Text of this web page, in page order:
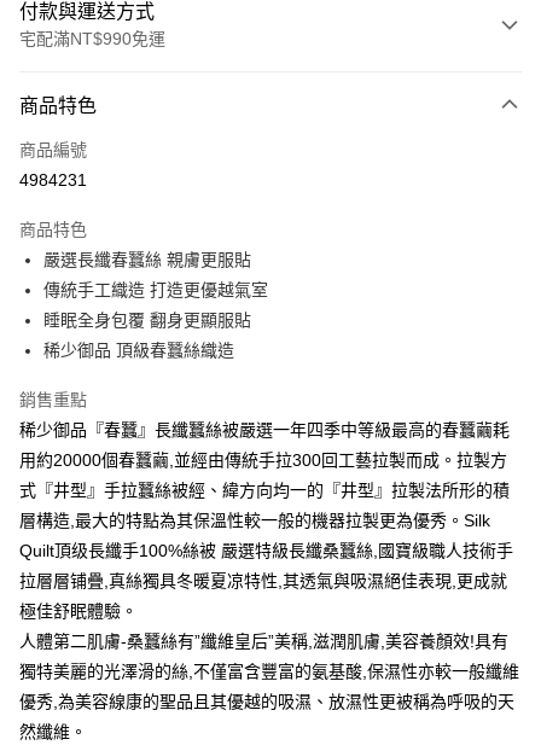
付款與運送方式
宅配滿NT$990免運
信用卡一次付款
信用卡分期付款
合作金庫商業銀行
華南商業銀行
上海商業儲蓄銀行
國泰世華商業銀行
臺灣中小企業銀行
聯邦商業銀行
元大商業銀行
永豐商業銀行
台新國際商業銀行
中國信託商業銀行
台灣樂天信用卡公司
LINE Pay
Apple Pay
街口支付
Google Pay
全盈+PAY
大哥付你分期
相關說明
【大哥付你分期使用說明】
2.付款方式選擇「大哥付你分期」，訂單成立後會自動跳轉到大哥付的交易
流程，驗證手機門號後，選擇欲分期的期數、繳款截止日，確認付款後即完
成交易。
3.實際核准額度、可分期數及費用金額請依後續交易確認頁面所載為準。
4.訂單成立30分鐘內，如未前往確認交易或遇審核未通過，訂單將自動取
消。如遇「轉專審核」未通過狀況，表示未達大哥付你分期系統評分，恕無
AFTEE先享後付
相關說明
【關於「AFTEE先享後付」】
AFTEE先享後付是「在收到商品之後才付款」的支付方式。 讓您購物簡單
便利好安心！
１．簡單：不需註冊會員、不需綁卡、不需儲值。
２．便利：只要手機號碼，簡訊認證，即可結帳。
ATM付款
運送方式
商品特色
商品編號
4984231
商品特色
嚴選長纖春蠶絲 親膚更服貼
傳統手工織造 打造更優越氣室
睡眠全身包覆 翻身更顯服貼
稀少御品 頂級春蠶絲織造
銷售重點
稀少御品『春蠶』長纖蠶絲被嚴選一年四季中等級最高的春蠶繭耗
用約20000個春蠶繭,並經由傳統手拉300回工藝拉製而成。拉製方
式『井型』手拉蠶絲被經、緯方向均一的『井型』拉製法所形的積
層構造,最大的特點為其保溫性較一般的機器拉製更為優秀。Silk
Quilt頂级長纖手100%絲被 嚴選特級長纖桑蠶絲,國寶級職人技術手
拉層層铺疊,真絲獨具冬暖夏凉特性,其透氣與吸濕絕佳表現,更成就
極佳舒眠體驗。
人體第二肌膚-桑蠶絲有”纖維皇后”美稱,滋潤肌膚,美容養顏效!具有
獨特美麗的光澤滑的絲,不僅富含豐富的氨基酸,保濕性亦較一般纖維
優秀,為美容線康的聖品且其優越的吸濕、放濕性更被稱為呼吸的天
然纖維。